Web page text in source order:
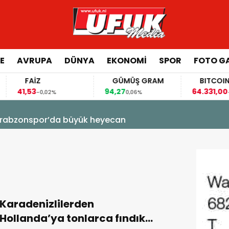
AVRUPA DÜNYA EKONOMI SPOR FOTO
41,53-0,02%
GÜMÜŞ GRAM
94,270,06%
BITCOIN
64.331,00-
büyük heyecan
Karadenizlilerden
Hollanda’ya tonlarca fındık